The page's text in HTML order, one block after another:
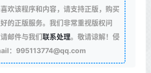
欢该程序和内容，请支持正版，购买
的正版服务。我们非常重视版权问
邮件与我们联系处理。敬请谅解！侵
：995113774@qq.com